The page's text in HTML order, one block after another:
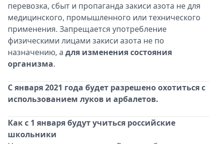
перевозка, сбыт и пропаганда закиси азота не для
медицинского, промышленного или технического
применения. Запрещается употребление
физическими лицами закиси азота не по
назначению, а для изменения состояния
организма.
С января 2021 года будет разрешено охотиться с
использованием луков и арбалетов.
Как с 1 января будут учиться российские
школьники